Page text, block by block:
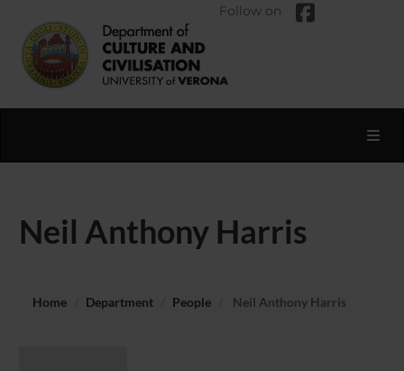
Follow on
Neil Anthony Harris
Home Department People Neil Anthony Harris